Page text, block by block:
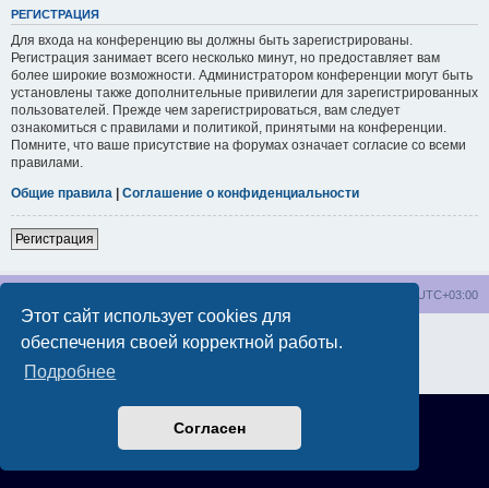
Этот сайт использует cookies для
обеспечения своей корректной работы.
Подробнее
Согласен
РЕГИСТРАЦИЯ
Для входа на конференцию вы должны быть зарегистрированы.
Регистрация занимает всего несколько минут, но предоставляет вам
более широкие возможности. Администратором конференции могут быть
установлены также дополнительные привилегии для зарегистрированных
пользователей. Прежде чем зарегистрироваться, вам следует
ознакомиться с правилами и политикой, принятыми на конференции.
Помните, что ваше присутствие на форумах означает согласие со всеми
правилами.
Общие правила | Соглашение о конфиденциальности
Регистрация
UTC+03:00
Создано на основе
® Forum Software © phpBB Limited
Русская поддержка phpBB